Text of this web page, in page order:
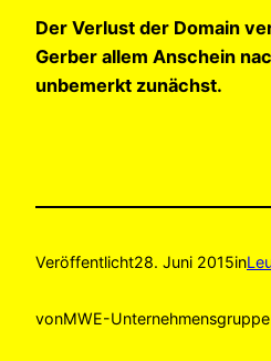
Der Verlust der Domain
Gerber allem Anschein
unbemerkt zunächst.
Veröffentlicht28. Juni 2015in
vonMWE-